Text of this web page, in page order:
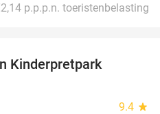
p.p.p.n. toeristenbelasting
Kinderpretpark
9.4 star